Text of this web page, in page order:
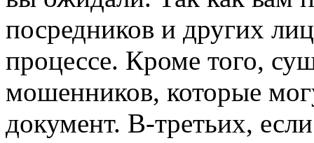
посредников и других
процессе. Кроме того,
мошенников, которые
документ. В-третьих,